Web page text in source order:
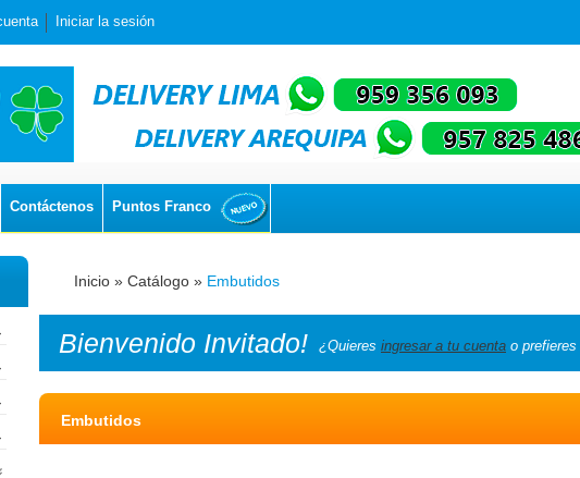
Iniciar la sesión
Contáctenos Puntos Franco
Inicio » Catálogo » Embutidos
Bienvenido Invitado! ¿Quieres ingresar a tu cuenta o prefieres
Embutidos